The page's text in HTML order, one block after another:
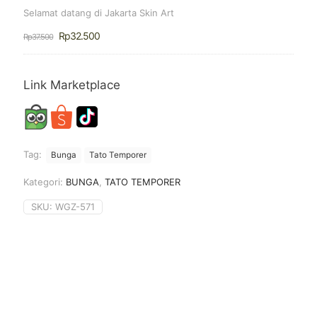
Selamat datang di Jakarta Skin Art
Rp37.500
Harga
adalah:
Rp32.500Harga
ini
Rp32.500.
Link Marketplace
Tag: Bunga Tato Temporer
Kategori: BUNGA TATO TEMPORER
SKU: WGZ-571